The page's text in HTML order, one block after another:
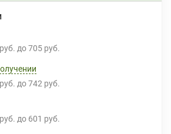
до 705 руб.
до 742 руб.
до 601 руб.